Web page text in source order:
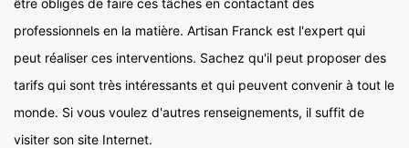
être obligés de faire ces tâches en contactant des
professionnels en la matière. Artisan Franck est l'expert qui
peut réaliser ces interventions. Sachez qu'il peut proposer des
tarifs qui sont très intéressants et qui peuvent convenir à tout le
monde. Si vous voulez d'autres renseignements, il suffit de
visiter son site Internet.